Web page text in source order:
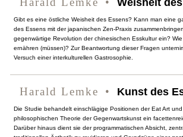
Harald Lemke Weisheit
Gibt es eine östliche Weisheit des Essens? Kann man eine
des Essens mit der japanischen Zen-Praxis
gegenwärtige Revolution der chinesischen Esskultur ein?
ernähren (müssen)? Zur Beantwortung dieser Fragen
Versuch einer interkulturellen Gastrosophie.
Harald Lemke Kunst des
Die Studie behandelt einschlägige Positionen der Eat Art
philosophischen Theorie der Gegenwartskunst ein
Darüber hinaus dient sie der programmatischen Absicht,